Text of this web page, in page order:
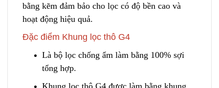
bằng kẽm đảm bảo cho lọc có độ bền cao và
hoạt động hiệu quả.
Đặc điểm Khung lọc thô G4
Là bộ lọc chống ẩm làm bằng 100% sợi
tổng hợp.
Khung lọc thô G4 được làm bằng khung